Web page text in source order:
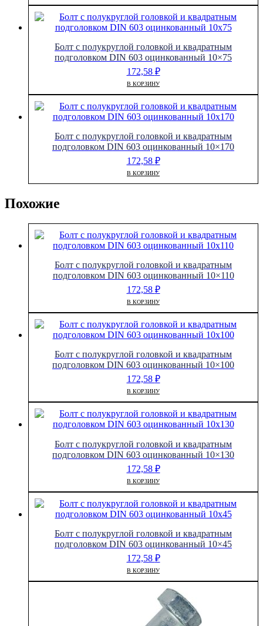
Болт с полукруглой головкой и квадратным
подголовком DIN 603 оцинкованный 10×75
172,58 ₽
В КОРЗИНУ
Болт с полукруглой головкой и квадратным
подголовком DIN 603 оцинкованный 10×170
172,58 ₽
В КОРЗИНУ
Похожие
Болт с полукруглой головкой и квадратным
подголовком DIN 603 оцинкованный 10×110
172,58 ₽
В КОРЗИНУ
Болт с полукруглой головкой и квадратным
подголовком DIN 603 оцинкованный 10×100
172,58 ₽
В КОРЗИНУ
Болт с полукруглой головкой и квадратным
подголовком DIN 603 оцинкованный 10×130
172,58 ₽
В КОРЗИНУ
Болт с полукруглой головкой и квадратным
подголовком DIN 603 оцинкованный 10×45
172,58 ₽
В КОРЗИНУ